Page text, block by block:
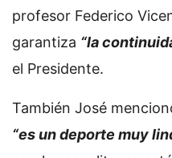
profesor Federico
garantiza “la
el Presidente.
También José
“es un deporte muy